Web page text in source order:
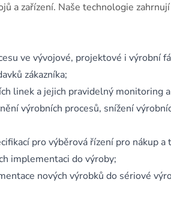
a zařízení. Naše technologie
ve vývojové, projektové i výrobní
zákazníka;
linek a jejich pravidelný monitoring a
výrobních procesů, snížení
pro výběrová řízení pro nákup a
implementaci do výroby;
nových výrobků do sériové